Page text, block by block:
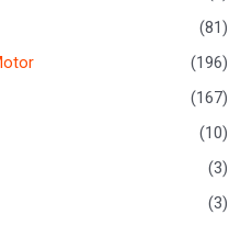
(81)
(196)
(167)
(10)
(3)
(3)